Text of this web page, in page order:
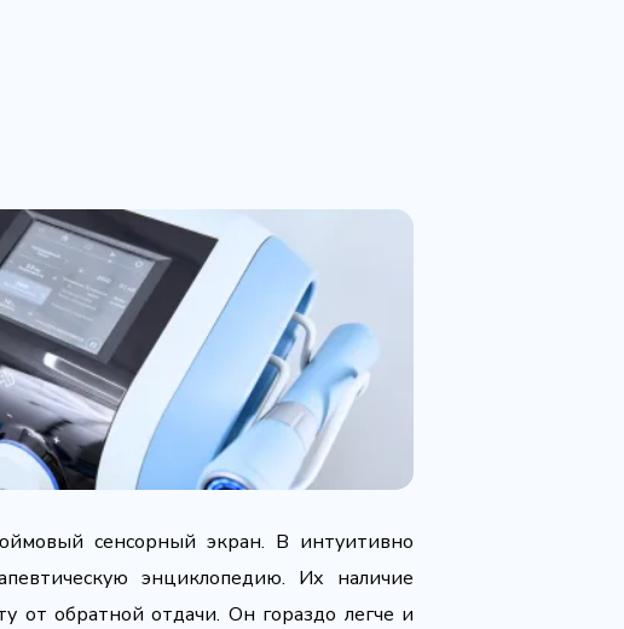
сенсорный экран. В интуитивно
энциклопедию. Их наличие
от обратной отдачи. Он гораздо легче и